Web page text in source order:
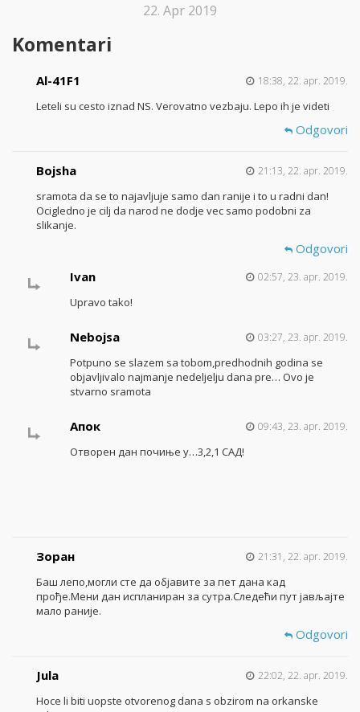
22. Apr 2019
Komentari
Al-41F1 18:38, 22. apr. 2019.
Leteli su cesto iznad NS. Verovatno vezbaju. Lepo ih je videti
Odgovori
Bojsha 21:13, 22. apr. 2019.
sramota da se to najavljuje samo dan ranije i to u radni dan!
Ocigledno je cilj da narod ne dodje vec samo podobni za
slikanje.
Odgovori
Ivan
02:57, 23. apr. 2019.
Upravo tako!
Nebojsa 03:27, 23. apr. 2019.
Potpuno se slazem sa tobom,predhodnih godina se
objavljivalo najmanje nedeljelju dana pre… Ovo je
stvarno sramota
Апок 09:43, 23. apr. 2019.
Отворен дан почиње у…3,2,1 САД!
Зоран 21:31, 22. apr. 2019.
Баш лепо,могли сте да објавите за пет дана кад
прође.Мени дан испланиран за сутра.Следећи пут јављајте
мало раније.
Odgovori
Jula 22:02, 22. apr. 2019.
Hoce li biti uopste otvorenog dana s obzirom na orkanske